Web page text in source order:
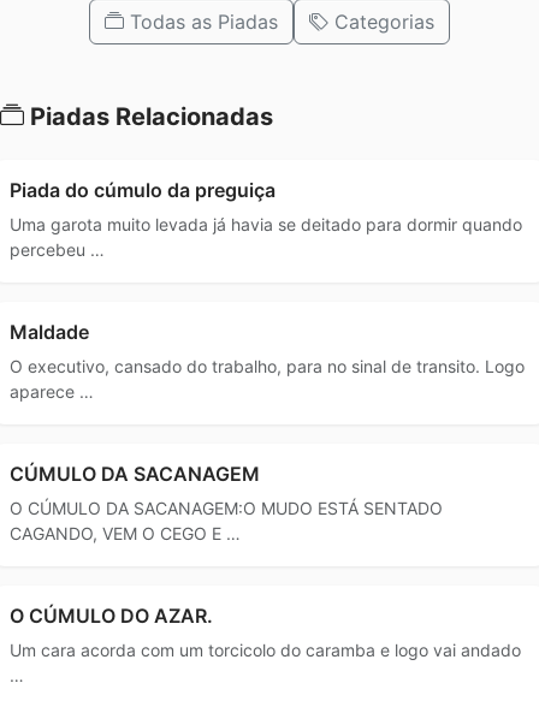
Todas as Piadas Categorias
Piadas Relacionadas
Piada do cúmulo da preguiça
Uma garota muito levada já havia se deitado para dormir quando
percebeu …
Maldade
O executivo, cansado do trabalho, para no sinal de transito. Logo
aparece …
CÚMULO DA SACANAGEM
O CÚMULO DA SACANAGEM:O MUDO ESTÁ SENTADO
CAGANDO, VEM O CEGO E …
O CÚMULO DO AZAR.
Um cara acorda com um torcicolo do caramba e logo vai andado
…